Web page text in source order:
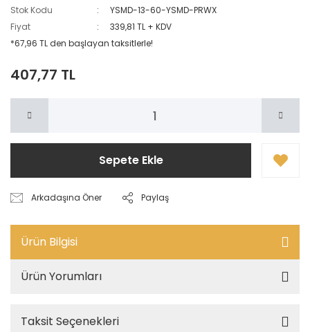
Stok Kodu
YSMD-13-60-YSMD-PRWX
Fiyat
339,81 TL + KDV
*67,96 TL den başlayan taksitlerle!
407,77 TL
Sepete Ekle
Arkadaşına Öner Paylaş
Ürün Bilgisi
Ürün Yorumları
Taksit Seçenekleri